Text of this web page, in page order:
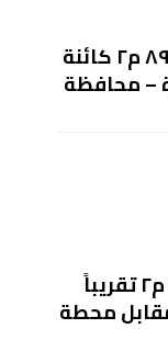
قطعة أرض فضاء بمساحة ٨٩٨٨ م٢ كائنة
– محافظة
قطعة أرض بمساحة ٧٢٢٨٣ م٢ تقريباً
محطة